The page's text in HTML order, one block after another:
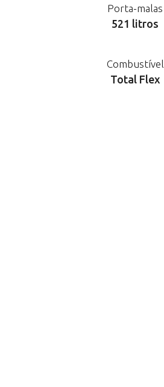
Porta-malas
521 litros
Combustível
Total Flex